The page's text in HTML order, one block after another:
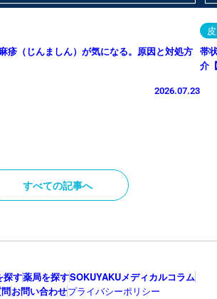
疹（じんましん）が気になる。原因と対処方
2026.07.23
帯
介
すべての記事へ
探す薬局を探すSOKUYAKUメディカルコラム
お問い合わせプライバシーポリシー